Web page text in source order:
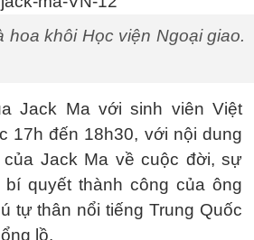
hoa khôi Học viện Ngoại giao.
Jack Ma với sinh viên Việt
17h đến 18h30, với nội dung
Jack Ma về cuộc đời, sự
quyết thành công của ông
tự thân nổi tiếng Trung Quốc
lồ.